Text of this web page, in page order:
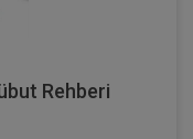
Rehberi